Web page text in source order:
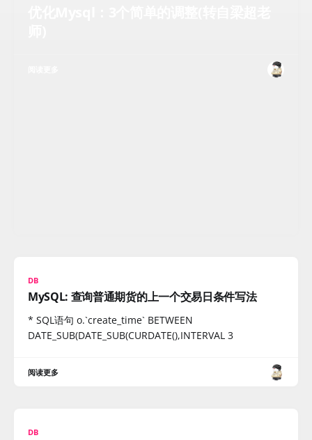
DB
MySQL: 查询普通期货的上一个交易日条件写法
* SQL语句 o.`create_time` BETWEEN
DATE_SUB(DATE_SUB(CURDATE(),INTERVAL 3
阅读更多
DB